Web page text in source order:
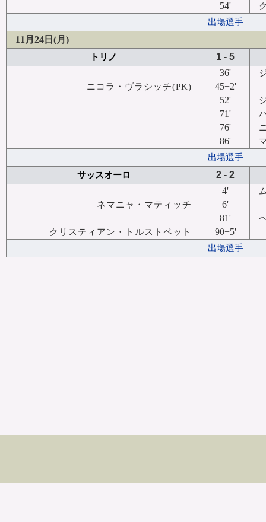
54'
出場選手
11月24日(月)
トリノ
1 - 5
36'
ニコラ・ヴラシッチ(PK)
45+2'
52'
71'
76'
86'
出場選手
サッスオーロ
2 - 2
4'
ネマニャ・マティッチ
6'
81'
クリスティアン・トルストベット
90+5'
出場選手